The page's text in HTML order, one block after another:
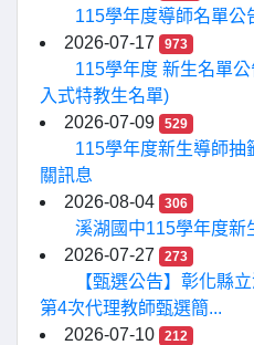
115學年度導師名單公
2026-07-17
973
115學年度 新生名單
入式特教生名單)
2026-07-09
529
115學年度新生導師抽
關訊息
2026-08-04
306
溪湖國中115學年度新
2026-07-27
273
【甄選公告】彰化縣
第4次代理教師甄選簡...
2026-07-10
212